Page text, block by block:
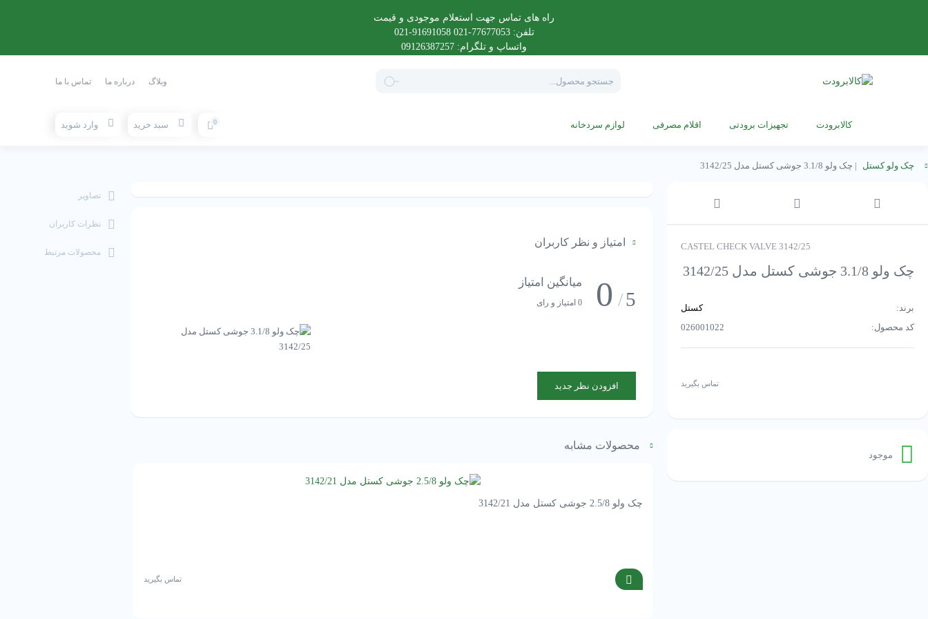
راه های تماس جهت استعلام موجودی و قیمت
تلفن: 77677053-021 91691058-021
واتساپ و تلگرام: 09126387257
search
وبلاگ درباره ما تماس با ما
کالابرودت تجهیزات برودتی اقلام مصرفی لوازم سردخانه 0 سبد خرید وارد شوید
چک ولو کستل چک ولو 3.1/8 جوشی کستل مدل 3142/25
CASTEL CHECK VALVE 3142/25
چک ولو 3.1/8 جوشی کستل مدل 3142/25
برند:
کستل
کد محصول:
026001022
تماس بگیرید
موجود
امتیاز و نظر کاربران
5
/
0 میانگین امتیاز
0 امتیاز و رای
افزودن نظر جدید
محصولات مشابه
چک ولو 2.5/8 جوشی کستل مدل 3142/21
تماس بگیرید
تصاویر
نظرات کاربران
محصولات مرتبط